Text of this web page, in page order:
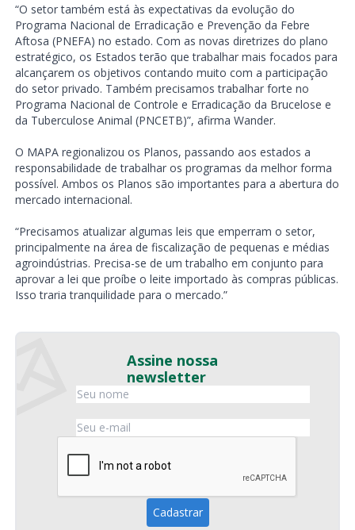
“O setor também está às expectativas da evolução do
Programa Nacional de Erradicação e Prevenção da Febre
Aftosa (PNEFA) no estado. Com as novas diretrizes do plano
estratégico, os Estados terão que trabalhar mais focados para
alcançarem os objetivos contando muito com a participação
do setor privado. Também precisamos trabalhar forte no
Programa Nacional de Controle e Erradicação da Brucelose e
da Tuberculose Animal (PNCETB)”, afirma Wander.
O MAPA regionalizou os Planos, passando aos estados a
responsabilidade de trabalhar os programas da melhor forma
possível. Ambos os Planos são importantes para a abertura do
mercado internacional.
“Precisamos atualizar algumas leis que emperram o setor,
principalmente na área de fiscalização de pequenas e médias
agroindústrias. Precisa-se de um trabalho em conjunto para
aprovar a lei que proíbe o leite importado às compras públicas.
Isso traria tranquilidade para o mercado.”
Assine nossa
newsletter